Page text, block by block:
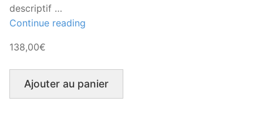
descriptif …
Continue reading
V4 »
138,00€
Ajouter au panier